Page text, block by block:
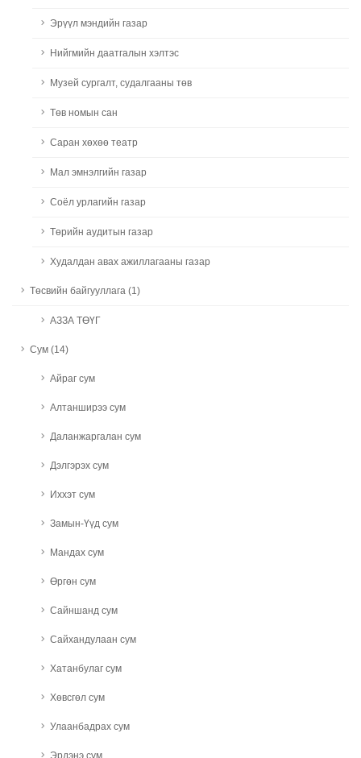
Эрүүл мэндийн газар
Нийгмийн даатгалын хэлтэс
Музей сургалт, судалгааны төв
Төв номын сан
Саран хөхөө театр
Мал эмнэлгийн газар
Соёл урлагийн газар
Төрийн аудитын газар
Худалдан авах ажиллагааны газар
Төсвийн байгууллага (1)
АЗЗА ТӨҮГ
Сум (14)
Айраг сум
Алтанширээ сум
Даланжаргалан сум
Дэлгэрэх сум
Иххэт сум
Замын-Үүд сум
Мандах сум
Өргөн сум
Сайншанд сум
Сайхандулаан сум
Хатанбулаг сум
Хөвсгөл сум
Улаанбадрах сум
Эрдэнэ сум